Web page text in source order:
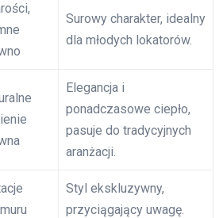
Surowy charakter, idealny
dla młodych lokatorów.
Elegancja i
ponadczasowe ciepło,
pasuje do tradycyjnych
aranżacji.
Styl ekskluzywny,
przyciągający uwagę.